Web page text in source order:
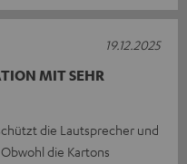
MIT SEHR
die Lautsprecher und
die Kartons
19.12.2025